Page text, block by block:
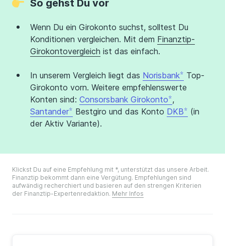
So gehst Du vor
Wenn Du ein Girokonto suchst, solltest Du
Konditionen vergleichen. Mit dem Finanztip-
Girokontovergleich ist das einfach.
In unserem Vergleich liegt das Norisbank
Top-
Girokonto vorn. Weitere empfehlenswerte
Konten sind: Consorsbank Girokonto ,
Santander
Bestgiro und das Konto DKB
(in
der Aktiv Variante).
Klickst Du auf eine Empfehlung mit *, unterstützt das unsere Arbeit.
Finanztip bekommt dann eine Vergütung. Empfehlungen sind
aufwändig recherchiert und basieren auf den strengen Kriterien
der Finanztip-Expertenredaktion. Mehr Infos